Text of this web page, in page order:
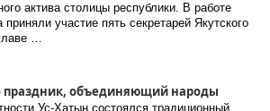
актива столицы республики. В работе
участие пять секретарей Якутского
…
объединяющий народы
Ус-Хатын состоялся традиционный